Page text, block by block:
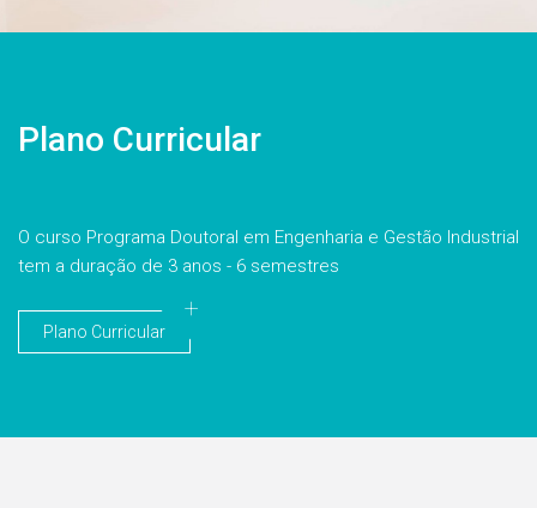
Plano Curricular
O curso Programa Doutoral em Engenharia e Gestão Industrial
tem a duração de 3 anos - 6 semestres
Plano Curricular